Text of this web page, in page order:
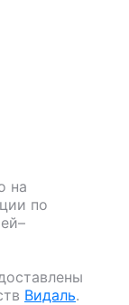
на
по
Видаль.